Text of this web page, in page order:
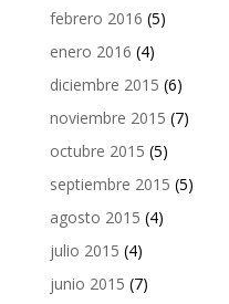
febrero 2016 (5)
enero 2016 (4)
diciembre 2015 (6)
noviembre 2015 (7)
octubre 2015 (5)
septiembre 2015 (5)
agosto 2015 (4)
julio 2015 (4)
junio 2015 (7)